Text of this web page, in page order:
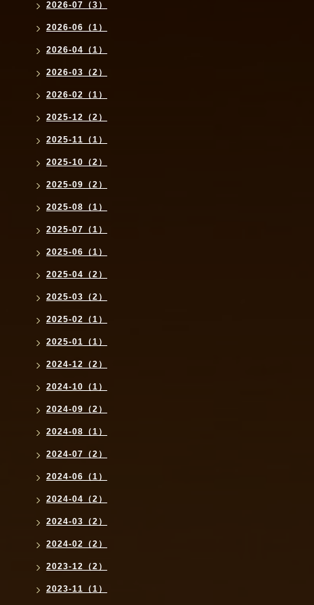
2026-07（3）
2026-06（1）
2026-04（1）
2026-03（2）
2026-02（1）
2025-12（2）
2025-11（1）
2025-10（2）
2025-09（2）
2025-08（1）
2025-07（1）
2025-06（1）
2025-04（2）
2025-03（2）
2025-02（1）
2025-01（1）
2024-12（2）
2024-10（1）
2024-09（2）
2024-08（1）
2024-07（2）
2024-06（1）
2024-04（2）
2024-03（2）
2024-02（2）
2023-12（2）
2023-11（1）